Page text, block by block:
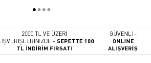
2000 TL VE ÜZERİ
-SEPETTE 100
TL İNDİRİM FIRSATI
GÜVENLİ -
ONLINE
ALIŞVERİŞ